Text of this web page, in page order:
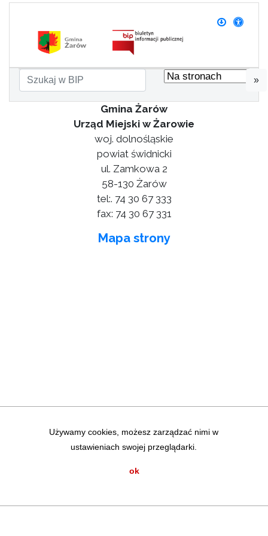
Używamy cookies, możesz zarządzać nimi w
ustawieniach swojej przeglądarki.
ok
»
Gmina Żarów
Urząd Miejski w Żarowie
woj. dolnośląskie
powiat świdnicki
ul. Zamkowa 2
58-130 Żarów
tel:. 74 30 67 333
fax: 74 30 67 331
Mapa strony